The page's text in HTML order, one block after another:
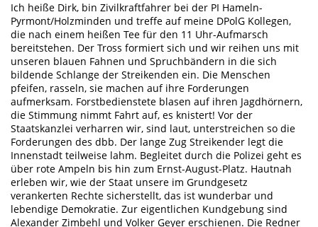
Ich heiße Dirk, bin Zivilkraftfahrer bei der PI Hameln-
Pyrmont/Holzminden und treffe auf meine DPolG Kollegen,
die nach einem heißen Tee für den 11 Uhr-Aufmarsch
bereitstehen. Der Tross formiert sich und wir reihen uns mit
unseren blauen Fahnen und Spruchbändern in die sich
bildende Schlange der Streikenden ein. Die Menschen
pfeifen, rasseln, sie machen auf ihre Forderungen
aufmerksam. Forstbedienstete blasen auf ihren Jagdhörnern,
die Stimmung nimmt Fahrt auf, es knistert! Vor der
Staatskanzlei verharren wir, sind laut, unterstreichen so die
Forderungen des dbb. Der lange Zug Streikender legt die
Innenstadt teilweise lahm. Begleitet durch die Polizei geht es
über rote Ampeln bis hin zum Ernst-August-Platz. Hautnah
erleben wir, wie der Staat unsere im Grundgesetz
verankerten Rechte sicherstellt, das ist wunderbar und
lebendige Demokratie. Zur eigentlichen Kundgebung sind
Alexander Zimbehl und Volker Geyer erschienen. Die Redner